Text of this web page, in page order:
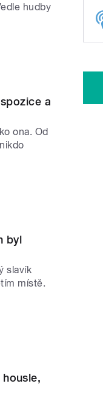
hudby
a
ona. Od
byl
slavík
místě.